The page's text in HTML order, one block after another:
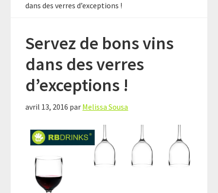
dans des verres d’exceptions !
Servez de bons vins
dans des verres
d’exceptions !
avril 13, 2016 par Melissa Sousa